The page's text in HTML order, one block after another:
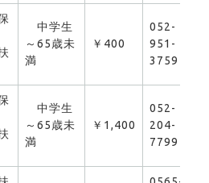
中学生
～65歳未
満
￥400
052-
951-
3759
中学生
～65歳未
満
￥1,400
052-
204-
7799